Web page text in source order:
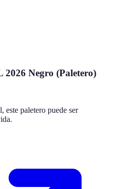
Negro (Paletero)
este paletero puede ser